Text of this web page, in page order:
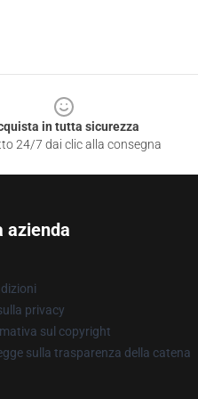
in tutta sicurezza
24/7 dai clic alla consegna
azienda
privacy
sul copyright
sulla trasparenza della catena